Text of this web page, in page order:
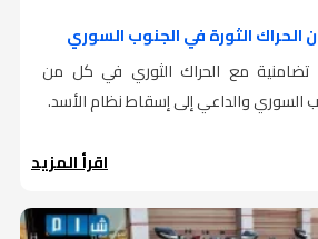
الثورة في الجنوب السوري
مع الحراك الثوري في كل من
السوري والداعي إلى إسقاط نظام الأسد.
اقرأ المزيد